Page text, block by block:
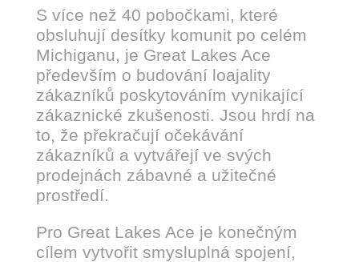
S více než 40 pobočkami, které
obsluhují desítky komunit po celém
Michiganu, je Great Lakes Ace
především o budování loajality
zákazníků poskytováním vynikající
zákaznické zkušenosti. Jsou hrdí na
to, že překračují očekávání
zákazníků a vytvářejí ve svých
prodejnách zábavné a užitečné
prostředí.
Pro Great Lakes Ace je konečným
cílem vytvořit smysluplná spojení,